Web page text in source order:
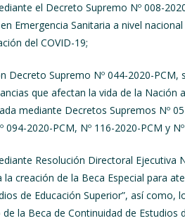
el Decreto Supremo Nº 008-
Emergencia Sanitaria a nivel
del COVID-19;
Decreto Supremo Nº 044-2020-
que afectan la vida de la Nación
mediante Decretos Supremos Nº
094-2020-PCM, Nº 116-2020-PCM y
Resolución Directoral Ejecutiva
la creación de la Beca Especial para
de Educación Superior”, así
de la Beca de Continuidad de Estudios